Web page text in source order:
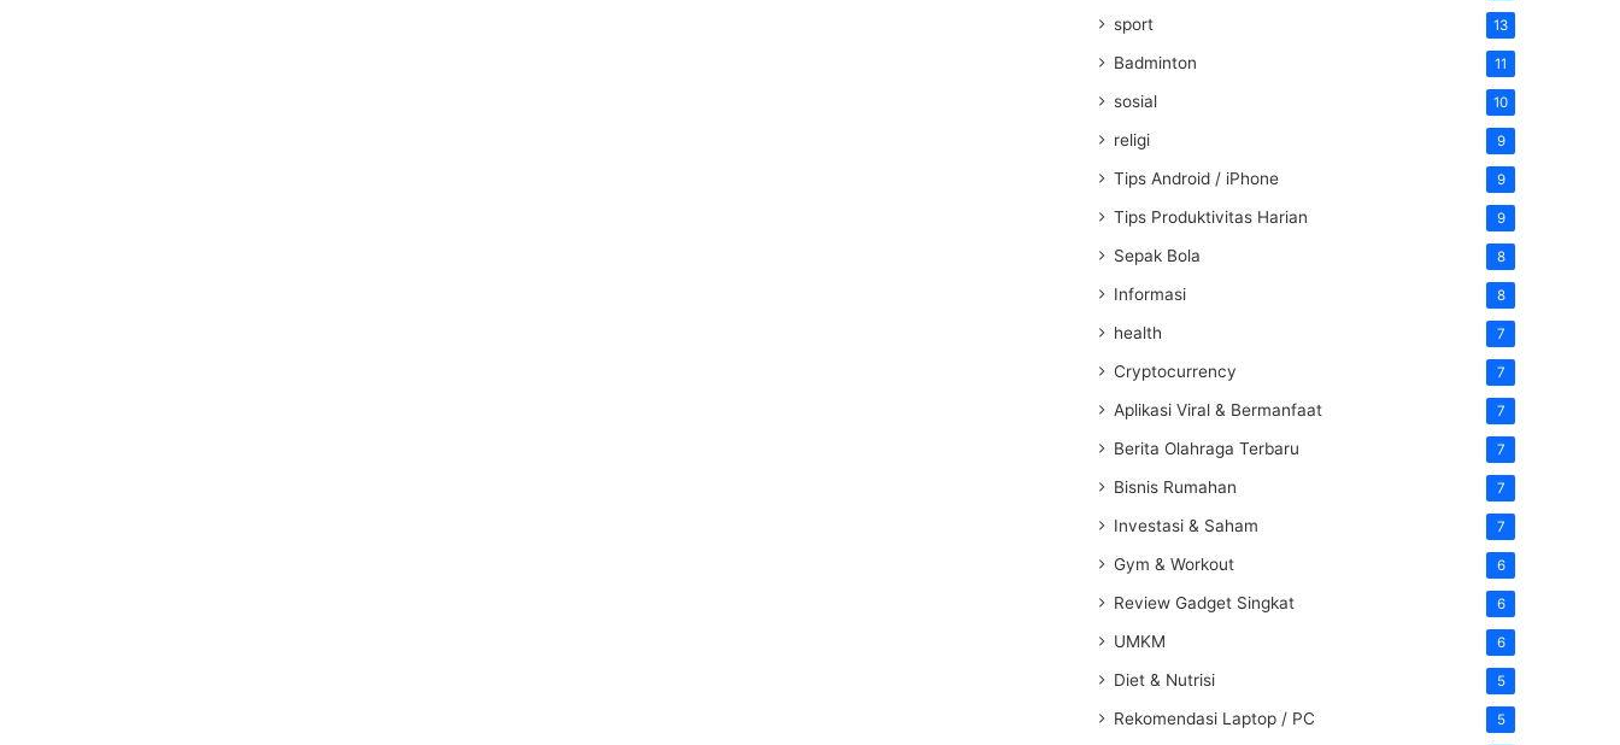
sport 13
Badminton 11
sosial 10
religi 9
Tips Android / iPhone 9
Tips Produktivitas Harian 9
Sepak Bola 8
Informasi 8
health 7
Cryptocurrency 7
Aplikasi Viral & Bermanfaat 7
Berita Olahraga Terbaru 7
Bisnis Rumahan 7
Investasi & Saham 7
Gym & Workout 6
Review Gadget Singkat 6
UMKM 6
Diet & Nutrisi 5
Rekomendasi Laptop / PC 5